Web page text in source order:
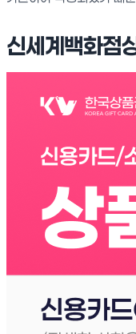
신세계백화점